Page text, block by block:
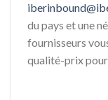
du pays et une
fournisseurs
qualité-prix